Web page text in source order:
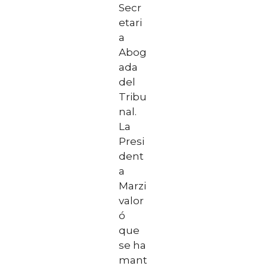
Secr
etari
a
Abog
ada
del
Tribu
nal.
La
Presi
dent
a
Marzi
valor
ó
que
se ha
mant